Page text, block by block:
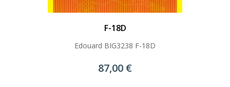
F-18D
Edouard BIG3238 F-18D
87,00 €